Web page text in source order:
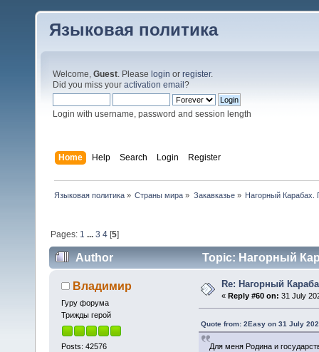
Языковая политика
Welcome, Guest. Please login or register.
Did you miss your activation email ?
Login with username, password and session length
Home Help Search Login Register
Языковая политика» Страны мира » Закавказье» Нагорный Карабах.
Pages: 1 ...3 4 [5]
Author Topic: Нагорный
Владимир
Гуру форума
Трижды герой
Posts: 42576
Re: Нагорный
«Reply #60 on: 31 July
Quote from: 2Easy on 31 July
Для меня Родина и